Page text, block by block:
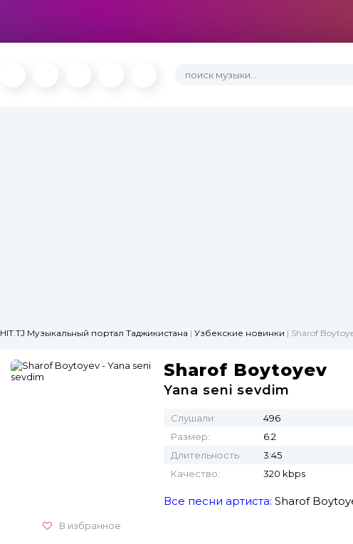
HIT.TJ Музыкальный портал Таджикистана | Узбекские новинки | Sharof
В избранное
Sharof Boytoyev
Yana seni sevdim
Слушали:
496
Размер:
6.2
Длительность:
3:45
Качество:
320 kbps
Все песни артиста: Sharof